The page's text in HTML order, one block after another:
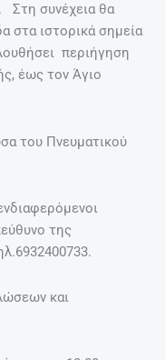
Στη συνέχεια θα
στα ιστορικά σημεία
περιήγηση
έως τον Άγιο
του Πνευματικού
της
και